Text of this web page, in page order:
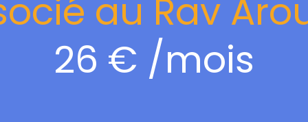
au Rav
26 € /mois